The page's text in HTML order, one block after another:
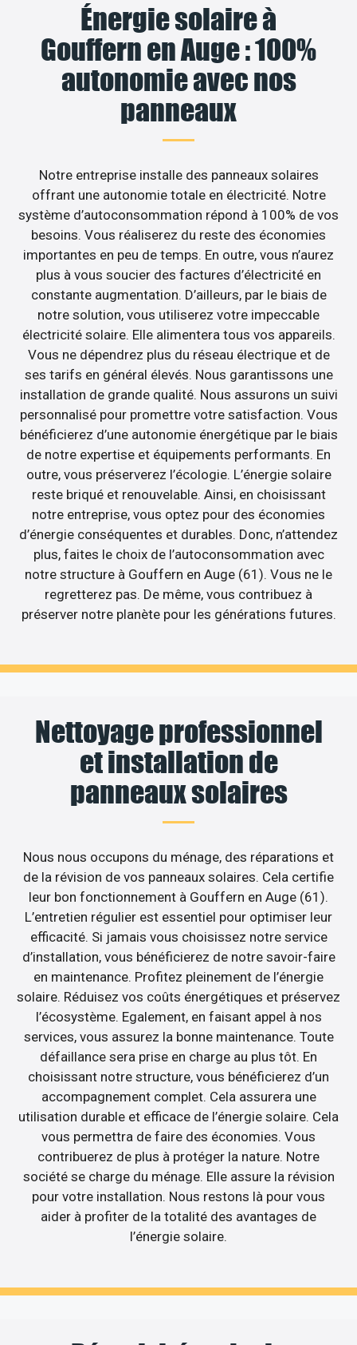
Énergie solaire à
Gouffern en Auge : 100%
autonomie avec nos
panneaux
Notre entreprise installe des panneaux solaires
offrant une autonomie totale en électricité. Notre
système d’autoconsommation répond à 100% de vos
besoins. Vous réaliserez du reste des économies
importantes en peu de temps. En outre, vous n’aurez
plus à vous soucier des factures d’électricité en
constante augmentation. D’ailleurs, par le biais de
notre solution, vous utiliserez votre impeccable
électricité solaire. Elle alimentera tous vos appareils.
Vous ne dépendrez plus du réseau électrique et de
ses tarifs en général élevés. Nous garantissons une
installation de grande qualité. Nous assurons un suivi
personnalisé pour promettre votre satisfaction. Vous
bénéficierez d’une autonomie énergétique par le biais
de notre expertise et équipements performants. En
outre, vous préserverez l’écologie. L’énergie solaire
reste briqué et renouvelable. Ainsi, en choisissant
notre entreprise, vous optez pour des économies
d’énergie conséquentes et durables. Donc, n’attendez
plus, faites le choix de l’autoconsommation avec
notre structure à Gouffern en Auge (61). Vous ne le
regretterez pas. De même, vous contribuez à
préserver notre planète pour les générations futures.
Nettoyage professionnel
et installation de
panneaux solaires
Nous nous occupons du ménage, des réparations et
de la révision de vos panneaux solaires. Cela certifie
leur bon fonctionnement à Gouffern en Auge (61).
L’entretien régulier est essentiel pour optimiser leur
efficacité. Si jamais vous choisissez notre service
d’installation, vous bénéficierez de notre savoir-faire
en maintenance. Profitez pleinement de l’énergie
solaire. Réduisez vos coûts énergétiques et préservez
l’écosystème. Egalement, en faisant appel à nos
services, vous assurez la bonne maintenance. Toute
défaillance sera prise en charge au plus tôt. En
choisissant notre structure, vous bénéficierez d’un
accompagnement complet. Cela assurera une
utilisation durable et efficace de l’énergie solaire. Cela
vous permettra de faire des économies. Vous
contribuerez de plus à protéger la nature. Notre
société se charge du ménage. Elle assure la révision
pour votre installation. Nous restons là pour vous
aider à profiter de la totalité des avantages de
l’énergie solaire.